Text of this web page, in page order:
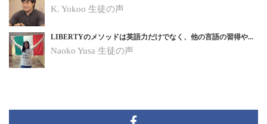
K. Yokoo 生徒の声
LIBERTYのメソッドは英語力だけでなく、他の言語の習得や...
Naoko Yusa 生徒の声